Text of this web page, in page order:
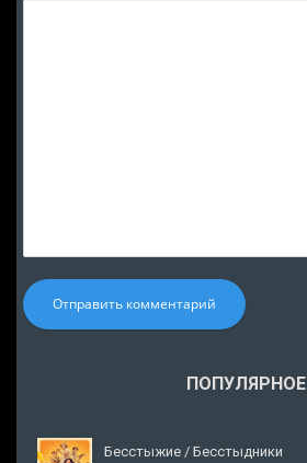
Отправить комментарий
ПОПУЛЯРНОЕ
Бесстыжие / Бесстыдники